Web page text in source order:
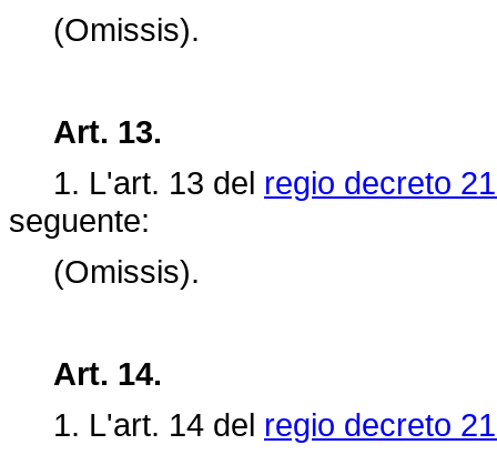
(Omissis).
Art. 13.
1. L'art. 13 del regio decreto
seguente:
(Omissis).
Art. 14.
1. L'art. 14 del regio decreto